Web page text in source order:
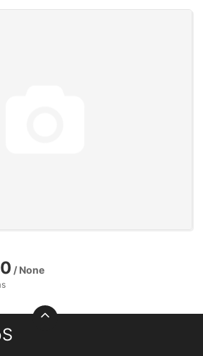
/ None